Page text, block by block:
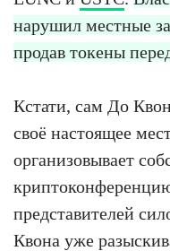
нарушил местные
продав токены
Кстати, сам До
своё настоящее
организовывает
представителей
Квона уже